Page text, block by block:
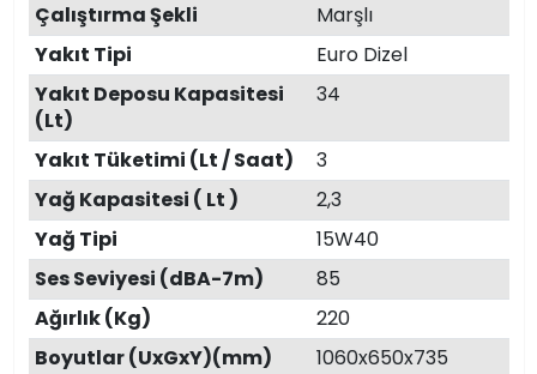
Çalıştırma Şekli
Marşlı
Yakıt Tipi
Euro Dizel
Yakıt Deposu Kapasitesi
(Lt)
34
Yakıt Tüketimi (Lt / Saat)
3
Yağ Kapasitesi ( Lt )
2,3
Yağ Tipi
15W40
Ses Seviyesi (dBA-7m)
85
Ağırlık (Kg)
220
Boyutlar (UxGxY)(mm)
1060x650x735